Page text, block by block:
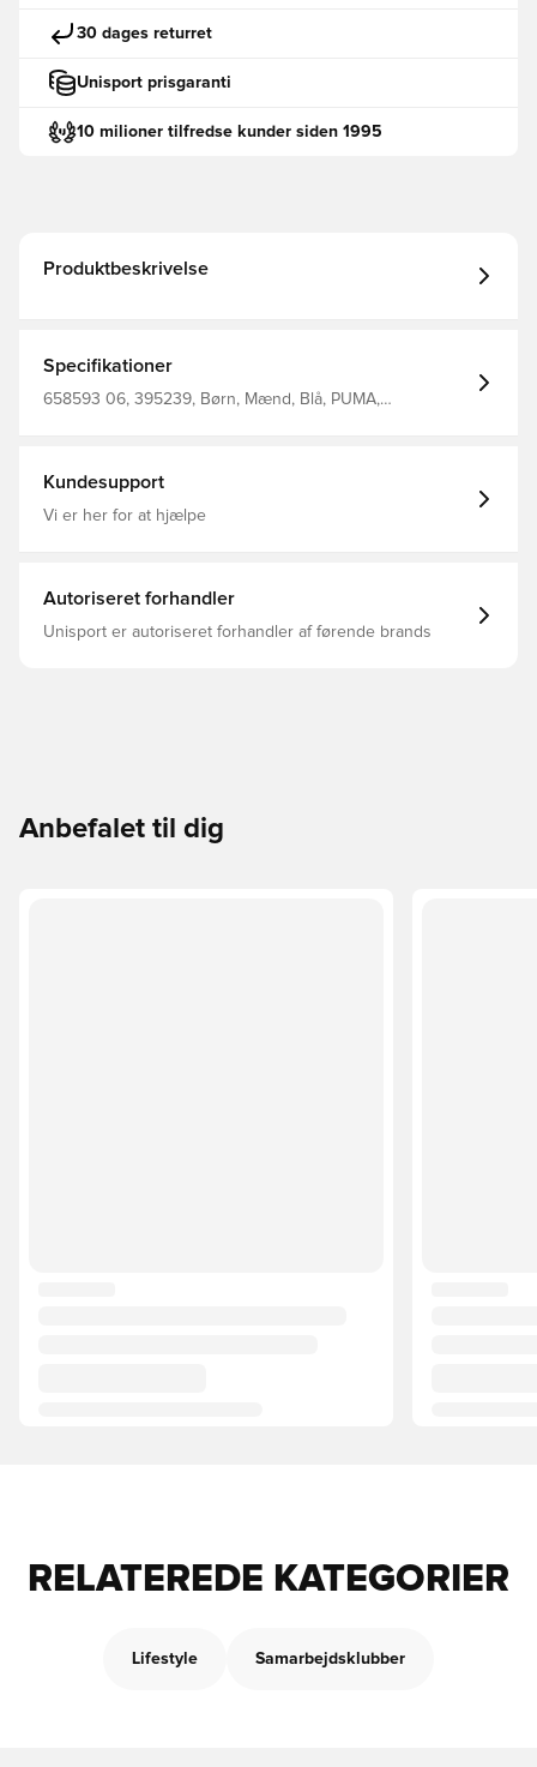
30 dages returret
Unisport prisgaranti
10 milioner tilfredse kunder siden 1995
Produktbeskrivelse
Specifikationer
658593 06, 395239, Børn, Mænd, Blå, PUMA,
Kundesupport
Vi er her for at hjælpe
Autoriseret forhandler
Unisport er autoriseret forhandler af førende brands
Anbefalet til dig
RELATEREDE KATEGORIER
Lifestyle Samarbejdsklubber